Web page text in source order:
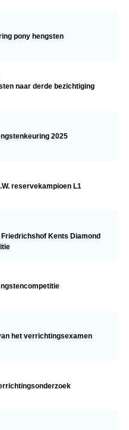
pony hengsten
naar derde bezichtiging
2025
reservekampioen L1
Kents Diamond
het verrichtingsexamen